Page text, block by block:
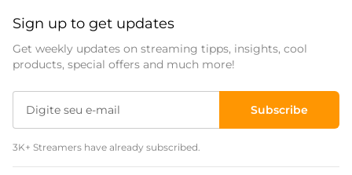
Sobreposições para eventos
Sobreposições de halloween
Sobreposições de inverno
Sign up to get updates
Get weekly updates on streaming tipps, insights, cool
products, special offers and much more!
Subscribe
3K+ Streamers have already subscribed.